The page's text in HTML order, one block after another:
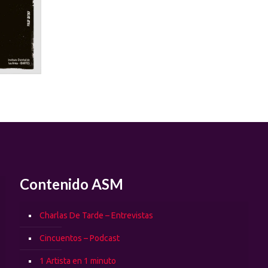
Contenido ASM
Charlas De Tarde – Entrevistas
Cincuentos – Podcast
1 Artista en 1 minuto